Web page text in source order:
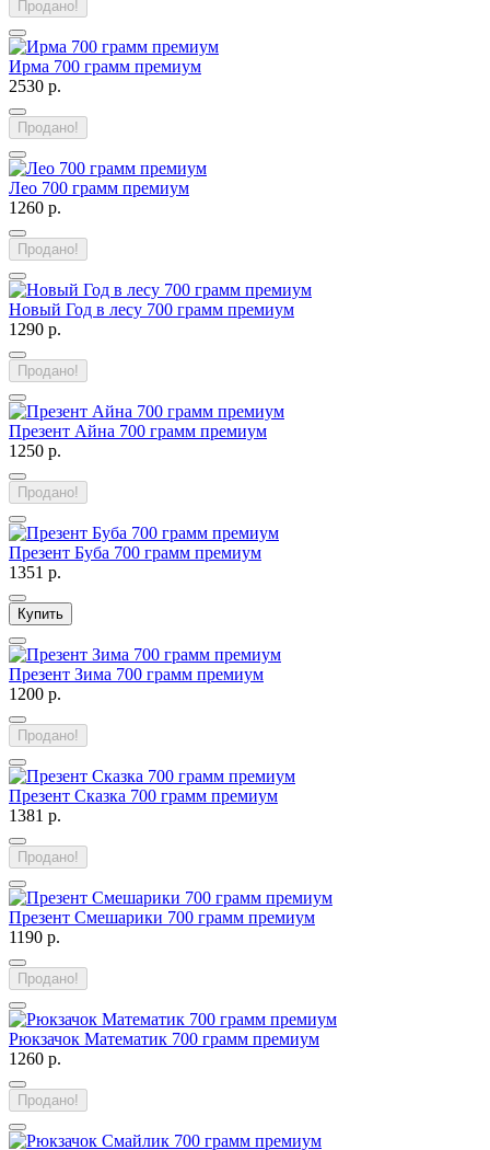
Продано!
Ирма 700 грамм премиум
2530 р.
Продано!
Лео 700 грамм премиум
1260 р.
Продано!
Новый Год в лесу 700 грамм премиум
1290 р.
Продано!
Презент Айна 700 грамм премиум
1250 р.
Продано!
Презент Буба 700 грамм премиум
1351 р.
Купить
Презент Зима 700 грамм премиум
1200 р.
Продано!
Презент Сказка 700 грамм премиум
1381 р.
Продано!
Презент Смешарики 700 грамм премиум
1190 р.
Продано!
Рюкзачок Математик 700 грамм премиум
1260 р.
Продано!